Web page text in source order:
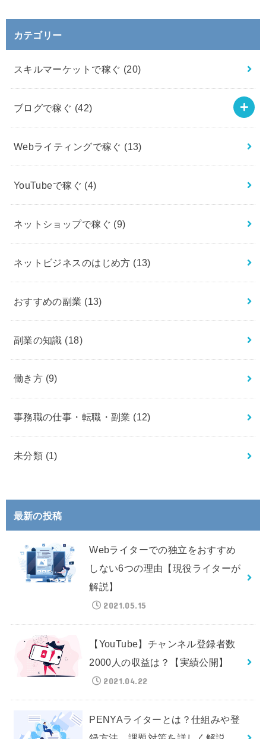
カテゴリー
スキルマーケットで稼ぐ (20)
ブログで稼ぐ (42)
Webライティングで稼ぐ (13)
YouTubeで稼ぐ (4)
ネットショップで稼ぐ (9)
ネットビジネスのはじめ方 (13)
おすすめの副業 (13)
副業の知識 (18)
働き方 (9)
事務職の仕事・転職・副業 (12)
未分類 (1)
最新の投稿
Webライターでの独立をおすすめ
しない6つの理由【現役ライターが
解説】
2021.05.15
【YouTube】チャンネル登録者数
2000人の収益は？【実績公開】
2021.04.22
PENYAライターとは？仕組みや登